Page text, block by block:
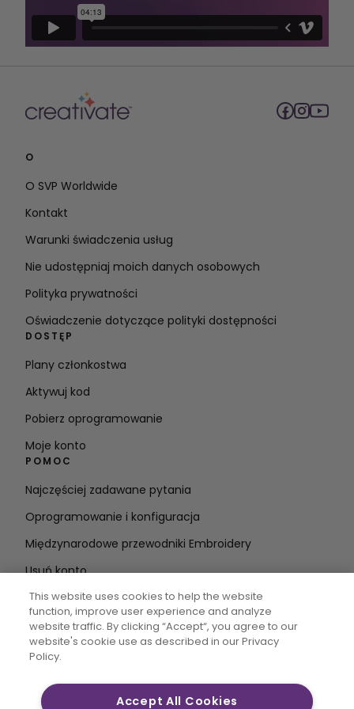
O
O SVP Worldwide
Kontakt
Warunki świadczenia usług
Nie udostępniaj moich danych osobowych
Polityka prywatności
Oświadczenie dotyczące polityki dostępności
DOSTĘP
Plany członkostwa
Aktywuj kod
Pobierz oprogramowanie
Moje konto
POMOC
Najczęściej zadawane pytania
Oprogramowanie i konfiguracja
Międzynarodowe przewodniki Embroidery
Usuń konto
Wprowadź
adres e-mail
This website uses cookies to help the website
function, improve user experience and analyze
website traffic. By clicking “Accept“, you agree to our
website's cookie use as described in our Privacy
Policy.
Accept All Cookies